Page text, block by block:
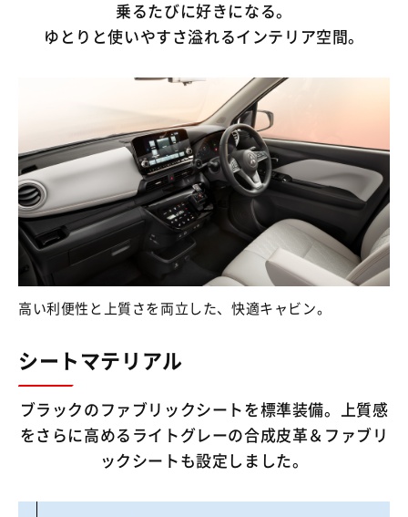
乗るたびに好きになる。
ゆとりと使いやすさ溢れるインテリア空間。
高い利便性と上質さを両立した、快適キャビン。
シートマテリアル
ブラックのファブリックシートを標準装備。上質感
をさらに高めるライトグレーの合成皮革＆ファブリ
ックシートも設定しました。